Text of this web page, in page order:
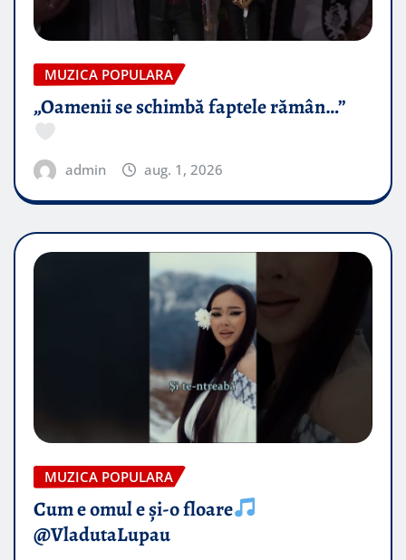
MUZICA POPULARA
„Oamenii se schimbă faptele rămân…”
admin aug. 1, 2026
MUZICA POPULARA
Cum e omul e și-o floare
@VladutaLupau